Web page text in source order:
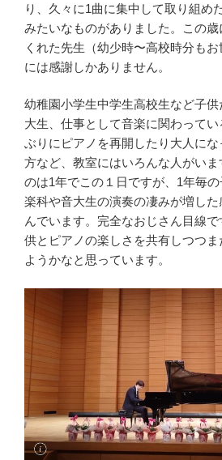
り、久々に1曲に集中して取り組め
みたいなものがありました。この
くれた先生（幼少時〜高校時分もお
には感謝しかありません。
幼稚園小学生中学生高校生など子
大生、仕事として音楽に関わって
ぶりにピアノを再開したり大人に
方など、教室にはいろんな人がい
のは1年でこの１日ですが、1年毎
楽科や音大生の演奏の凄みが増し
んでいます。完全なおじさん目線
供とピアノの楽しさを共有しつつ
ようかなと思っています。